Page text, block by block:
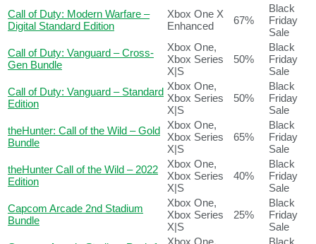
Call of Duty: Modern Warfare –
Digital Standard Edition
Xbox One X
Enhanced
67%
Black
Friday
Sale
Call of Duty: Vanguard – Cross-
Gen Bundle
Xbox One,
Xbox Series
X|S
50%
Black
Friday
Sale
Call of Duty: Vanguard – Standard
Edition
Xbox One,
Xbox Series
X|S
50%
Black
Friday
Sale
theHunter: Call of the Wild – Gold
Bundle
Xbox One,
Xbox Series
X|S
65%
Black
Friday
Sale
theHunter Call of the Wild – 2022
Edition
Xbox One,
Xbox Series
X|S
40%
Black
Friday
Sale
Capcom Arcade 2nd Stadium
Bundle
Xbox One,
Xbox Series
X|S
25%
Black
Friday
Sale
Xbox One,
Black